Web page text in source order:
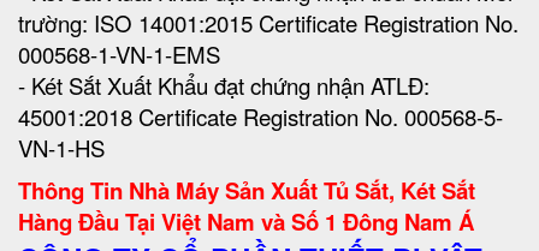
trường: ISO 14001:2015 Certificate Registration No.
000568-1-VN-1-EMS
- Két Sắt Xuất Khẩu đạt chứng nhận ATLĐ:
45001:2018 Certificate Registration No. 000568-5-
VN-1-HS
Thông Tin Nhà Máy Sản Xuất Tủ Sắt, Két Sắt
Hàng Đầu Tại Việt Nam và Số 1 Đông Nam Á